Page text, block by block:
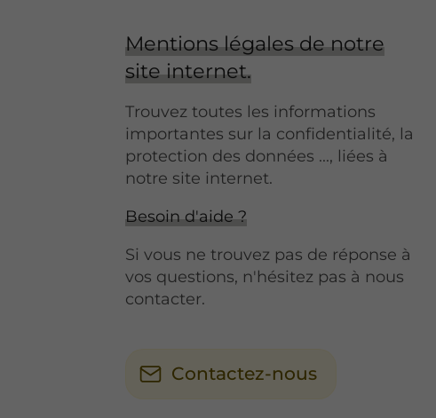
Mentions légales de notre
site internet.
Trouvez toutes les informations
importantes sur la confidentialité, la
protection des données ..., liées à
notre site internet.
Besoin d'aide ?
Si vous ne trouvez pas de réponse à
vos questions, n'hésitez pas à nous
contacter.
Contactez-nous